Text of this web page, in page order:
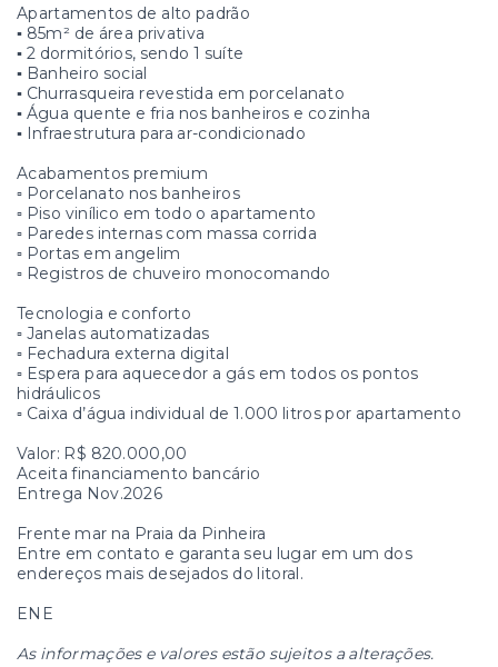
Apartamentos de alto padrão
▪️ 85m² de área privativa
▪️ 2 dormitórios, sendo 1 suíte
▪️ Banheiro social
▪️ Churrasqueira revestida em porcelanato
▪️ Água quente e fria nos banheiros e cozinha
▪️ Infraestrutura para ar-condicionado
Acabamentos premium
▫️ Porcelanato nos banheiros
▫️ Piso vinílico em todo o apartamento
▫️ Paredes internas com massa corrida
▫️ Portas em angelim
▫️ Registros de chuveiro monocomando
Tecnologia e conforto
▫️ Janelas automatizadas
▫️ Fechadura externa digital
▫️ Espera para aquecedor a gás em todos os pontos
hidráulicos
▫️ Caixa d’água individual de 1.000 litros por apartamento
Valor: R$ 820.000,00
Aceita financiamento bancário
Entrega Nov.2026
Frente mar na Praia da Pinheira
Entre em contato e garanta seu lugar em um dos
endereços mais desejados do litoral.
ENE
As informações e valores estão sujeitos a alterações.